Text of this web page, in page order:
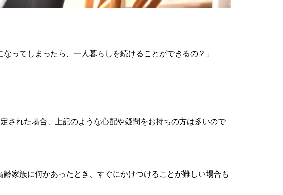
なってしまったら、一人暮らしを続けることができるの？」
された場合、上記のような心配や疑問をお持ちの方は多いので
家族に何かあったとき、すぐにかけつけることが難しい場合も